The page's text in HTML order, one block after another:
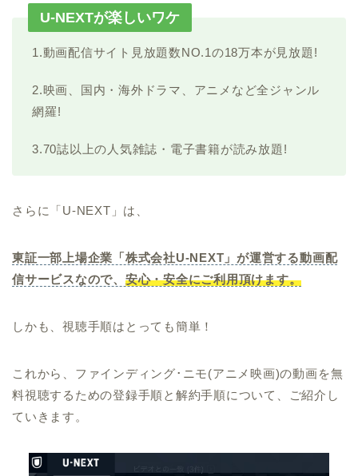
U-NEXTが楽しいワケ
1.動画配信サイト見放題数NO.1の18万本が見放題!
2.映画、国内・海外ドラマ、アニメなど全ジャンル
網羅!
3.70誌以上の人気雑誌・電子書籍が読み放題!
さらに「U-NEXT」は、
東証一部上場企業「株式会社U-NEXT」が運営する動画配
信サービスなので、 安心・安全にご利用頂けます。
しかも、視聴手順はとっても簡単！
これから、ファインディング･ニモ(アニメ映画)の動画を無
料視聴するための登録手順と解約手順について、ご紹介し
ていきます。